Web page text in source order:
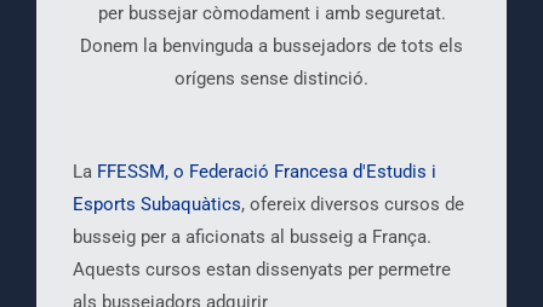
per bussejar còmodament i amb seguretat.
Donem la benvinguda a bussejadors de tots els
orígens sense distinció.
La FFESSM, o Federació Francesa d'Estudis i
Esports Subaquàtics, ofereix diversos cursos de
busseig per a aficionats al busseig a França.
Aquests cursos estan dissenyats per permetre
als bussejadors adquirir